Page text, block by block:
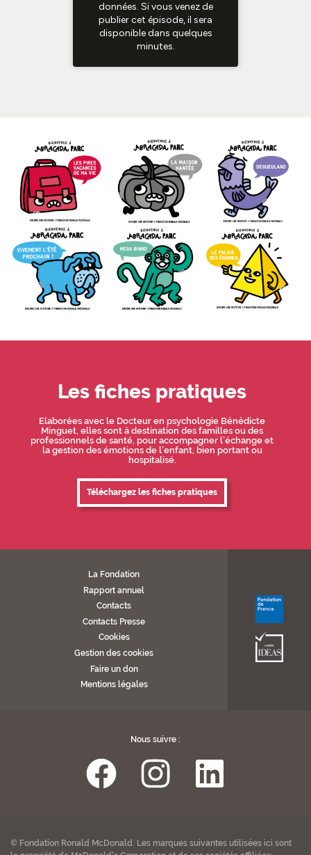
Les fiches pratiques
Elaborées avec le Docteur en psychologie Bénédicte
Minguet​​​​​, elles sont à destination des familles ou des
professionnels de santé, pour accompagner l’échange et
la gestion des émotions de l’enfant, bien portant ou
hospitalisé.
Téléchargez les fiches pratiques
La Fondation
Rapport annuel
Contacts
Contacts Presse
Cookies
Gestion des cookies
Faire un don
Mentions légales
Nous suivre :
© Fondation Ronald McDonald. Les marques suivantes utilisées ici sont